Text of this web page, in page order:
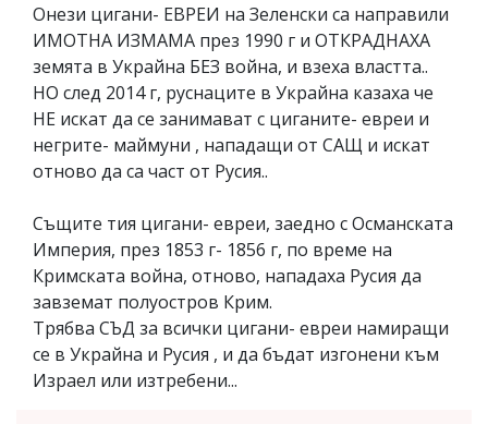
Онези цигани- ЕВРЕИ на Зеленски са направили
ИМОТНА ИЗМАМА през 1990 г и ОТКРАДНАХА
земята в Украйна БЕЗ война, и взеха властта..
НО след 2014 г, руснаците в Украйна казаха че
НЕ искат да се занимават с циганите- евреи и
негрите- маймуни , нападащи от САЩ и искат
отново да са част от Русия..
Същите тия цигани- евреи, заедно с Османската
Империя, през 1853 г- 1856 г, по време на
Кримската война, отново, нападаха Русия да
завземат полуостров Крим.
Трябва СЪД за всички цигани- евреи намиращи
се в Украйна и Русия , и да бъдат изгонени към
Израел или изтребени...